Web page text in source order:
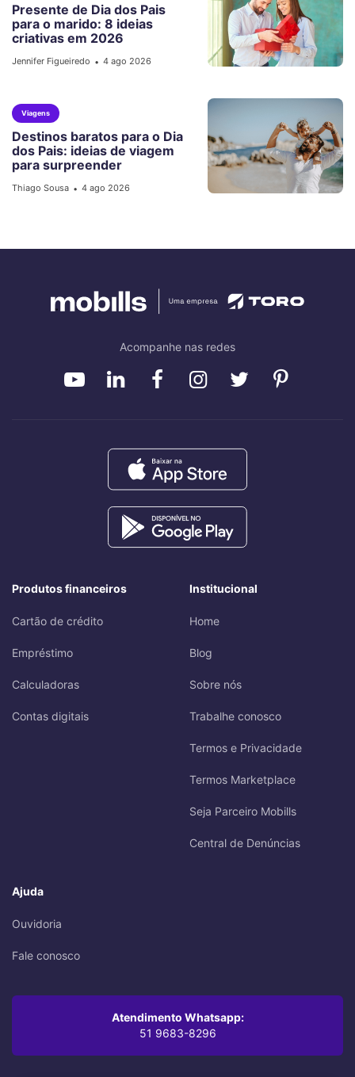
Presente de Dia dos Pais
para o marido: 8 ideias
criativas em 2026
Jennifer Figueiredo • 4 ago 2026
Viagens
Destinos baratos para o Dia
dos Pais: ideias de viagem
para surpreender
Thiago Sousa • 4 ago 2026
Acompanhe nas redes
Produtos financeiros
Cartão de crédito
Empréstimo
Calculadoras
Contas digitais
Institucional
Home
Blog
Sobre nós
Trabalhe conosco
Termos e Privacidade
Termos Marketplace
Seja Parceiro Mobills
Central de Denúncias
Ajuda
Ouvidoria
Fale conosco
Atendimento Whatsapp:
51 9683-8296